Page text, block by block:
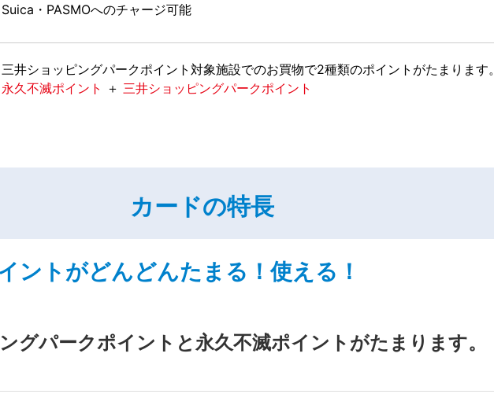
Suica・PASMOへのチャージ可能
三井ショッピングパークポイント対象施設でのお買物で2種類のポイントがたまります。
永久不滅ポイント ＋ 三井ショッピングパークポイント
カードの特長
ントがどんどんたまる！使える！
グパークポイントと永久不滅ポイントがたまります。